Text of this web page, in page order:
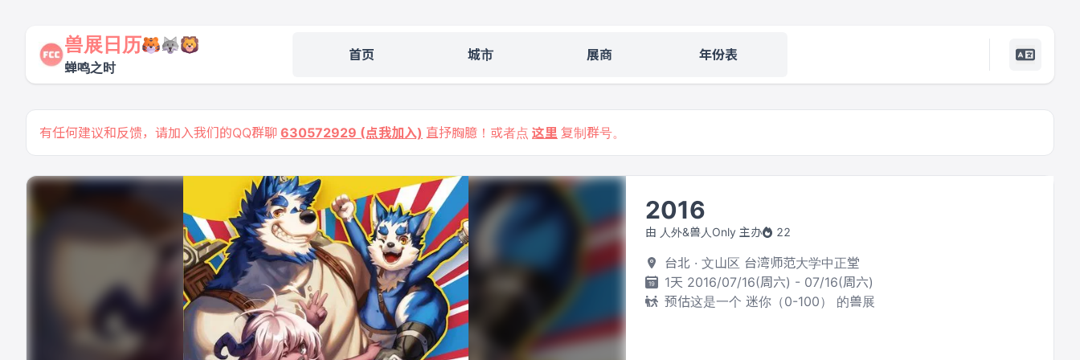
兽展日历
蝉鸣之时
首页 城市 展商 年份表
有任何建议和反馈，请加入我们的QQ群聊 630572929 (点我加入) 直抒胸臆！或者点 这里 复制群号。
2016
由 人外&兽人Only 主办 22
台北 · 文山区 台湾师范大学中正堂
1天 2016/07/16(周六) - 07/16(周六)
预估这是一个 迷你（0-100） 的兽展